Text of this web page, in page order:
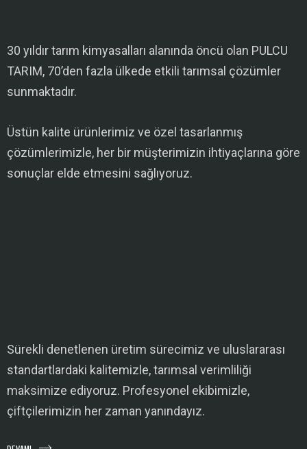
30 yıldır tarım kimyasalları alanında öncü olan PULCU
TARIM, 70’den fazla ülkede etkili tarımsal çözümler
sunmaktadır.
Üstün kalite ürünlerimiz ve özel tasarlanmış
çözümlerimizle, her bir müşterimizin ihtiyaçlarına göre
sonuçlar elde etmesini sağlıyoruz.
Sürekli denetlenen üretim sürecimiz ve uluslararası
standartlardaki kalitemizle, tarımsal verimliliği
maksimize ediyoruz. Profesyonel ekibimizle,
çiftçilerimizin her zaman yanındayız.